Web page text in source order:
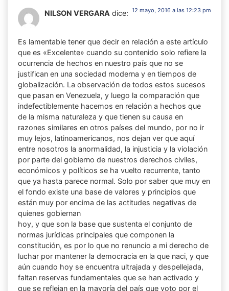
NILSON VERGARA dice: 12 mayo, 2016 a las 12:23 pm
Es lamentable tener que decir en relación a este artículo
que es «Excelente» cuando su contenido solo refiere la
ocurrencia de hechos en nuestro país que no se
justifican en una sociedad moderna y en tiempos de
globalización. La observación de todos estos sucesos
que pasan en Venezuela, y luego la comparación que
indefectiblemente hacemos en relación a hechos que
de la misma naturaleza y que tienen su causa en
razones similares en otros países del mundo, por no ir
muy lejos, latinoamericanos, nos dejan ver que aquí
entre nosotros la anormalidad, la injusticia y la violación
por parte del gobierno de nuestros derechos civiles,
económicos y políticos se ha vuelto recurrente, tanto
que ya hasta parece normal. Solo por saber que muy en
el fondo existe una base de valores y principios que
están muy por encima de las actitudes negativas de
quienes gobiernan
hoy, y que son la base que sustenta el conjunto de
normas jurídicas principales que componen la
constitución, es por lo que no renuncio a mi derecho de
luchar por mantener la democracia en la que naci, y que
aún cuando hoy se encuentra ultrajada y despellejada,
faltan reservas fundamentales que se han activado y
que se reflejan en la mayoría del país que voto por el